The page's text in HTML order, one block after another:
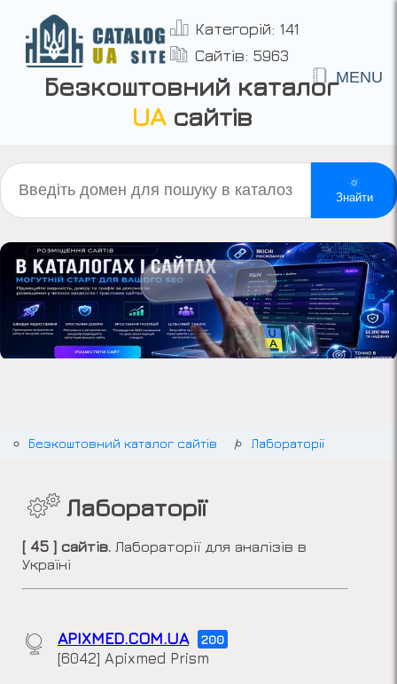
Категорій: 141
Сайтів: 5963
Безкоштовний каталог
UAсайтів
MENU
Знайти
Безкоштовний каталог сайтів Лабораторії
Лабораторії
[ 45 ] сайтів. Лабораторії для аналізів в
Україні
APIXMED.COM.UA 200
[6042] Apixmed Prism